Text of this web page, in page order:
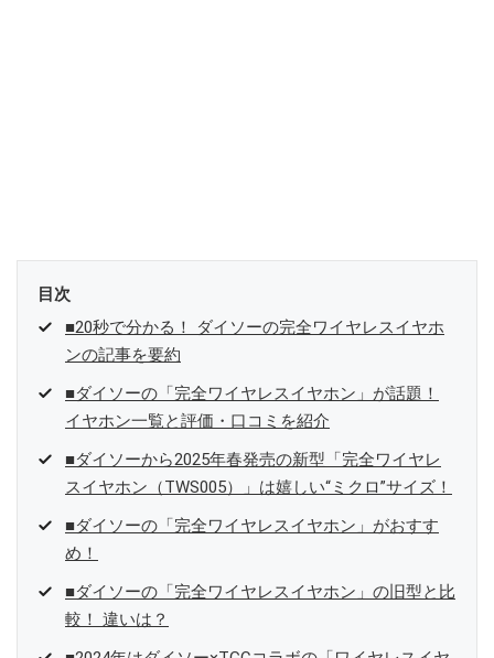
目次
■20秒で分かる！ ダイソーの完全ワイヤレスイヤホ
ンの記事を要約
■ダイソーの「完全ワイヤレスイヤホン」が話題！
イヤホン一覧と評価・口コミを紹介
■ダイソーから2025年春発売の新型「完全ワイヤレ
スイヤホン（TWS005）」は嬉しい“ミクロ”サイズ！
■ダイソーの「完全ワイヤレスイヤホン」がおすす
め！
■ダイソーの「完全ワイヤレスイヤホン」の旧型と比
較！ 違いは？